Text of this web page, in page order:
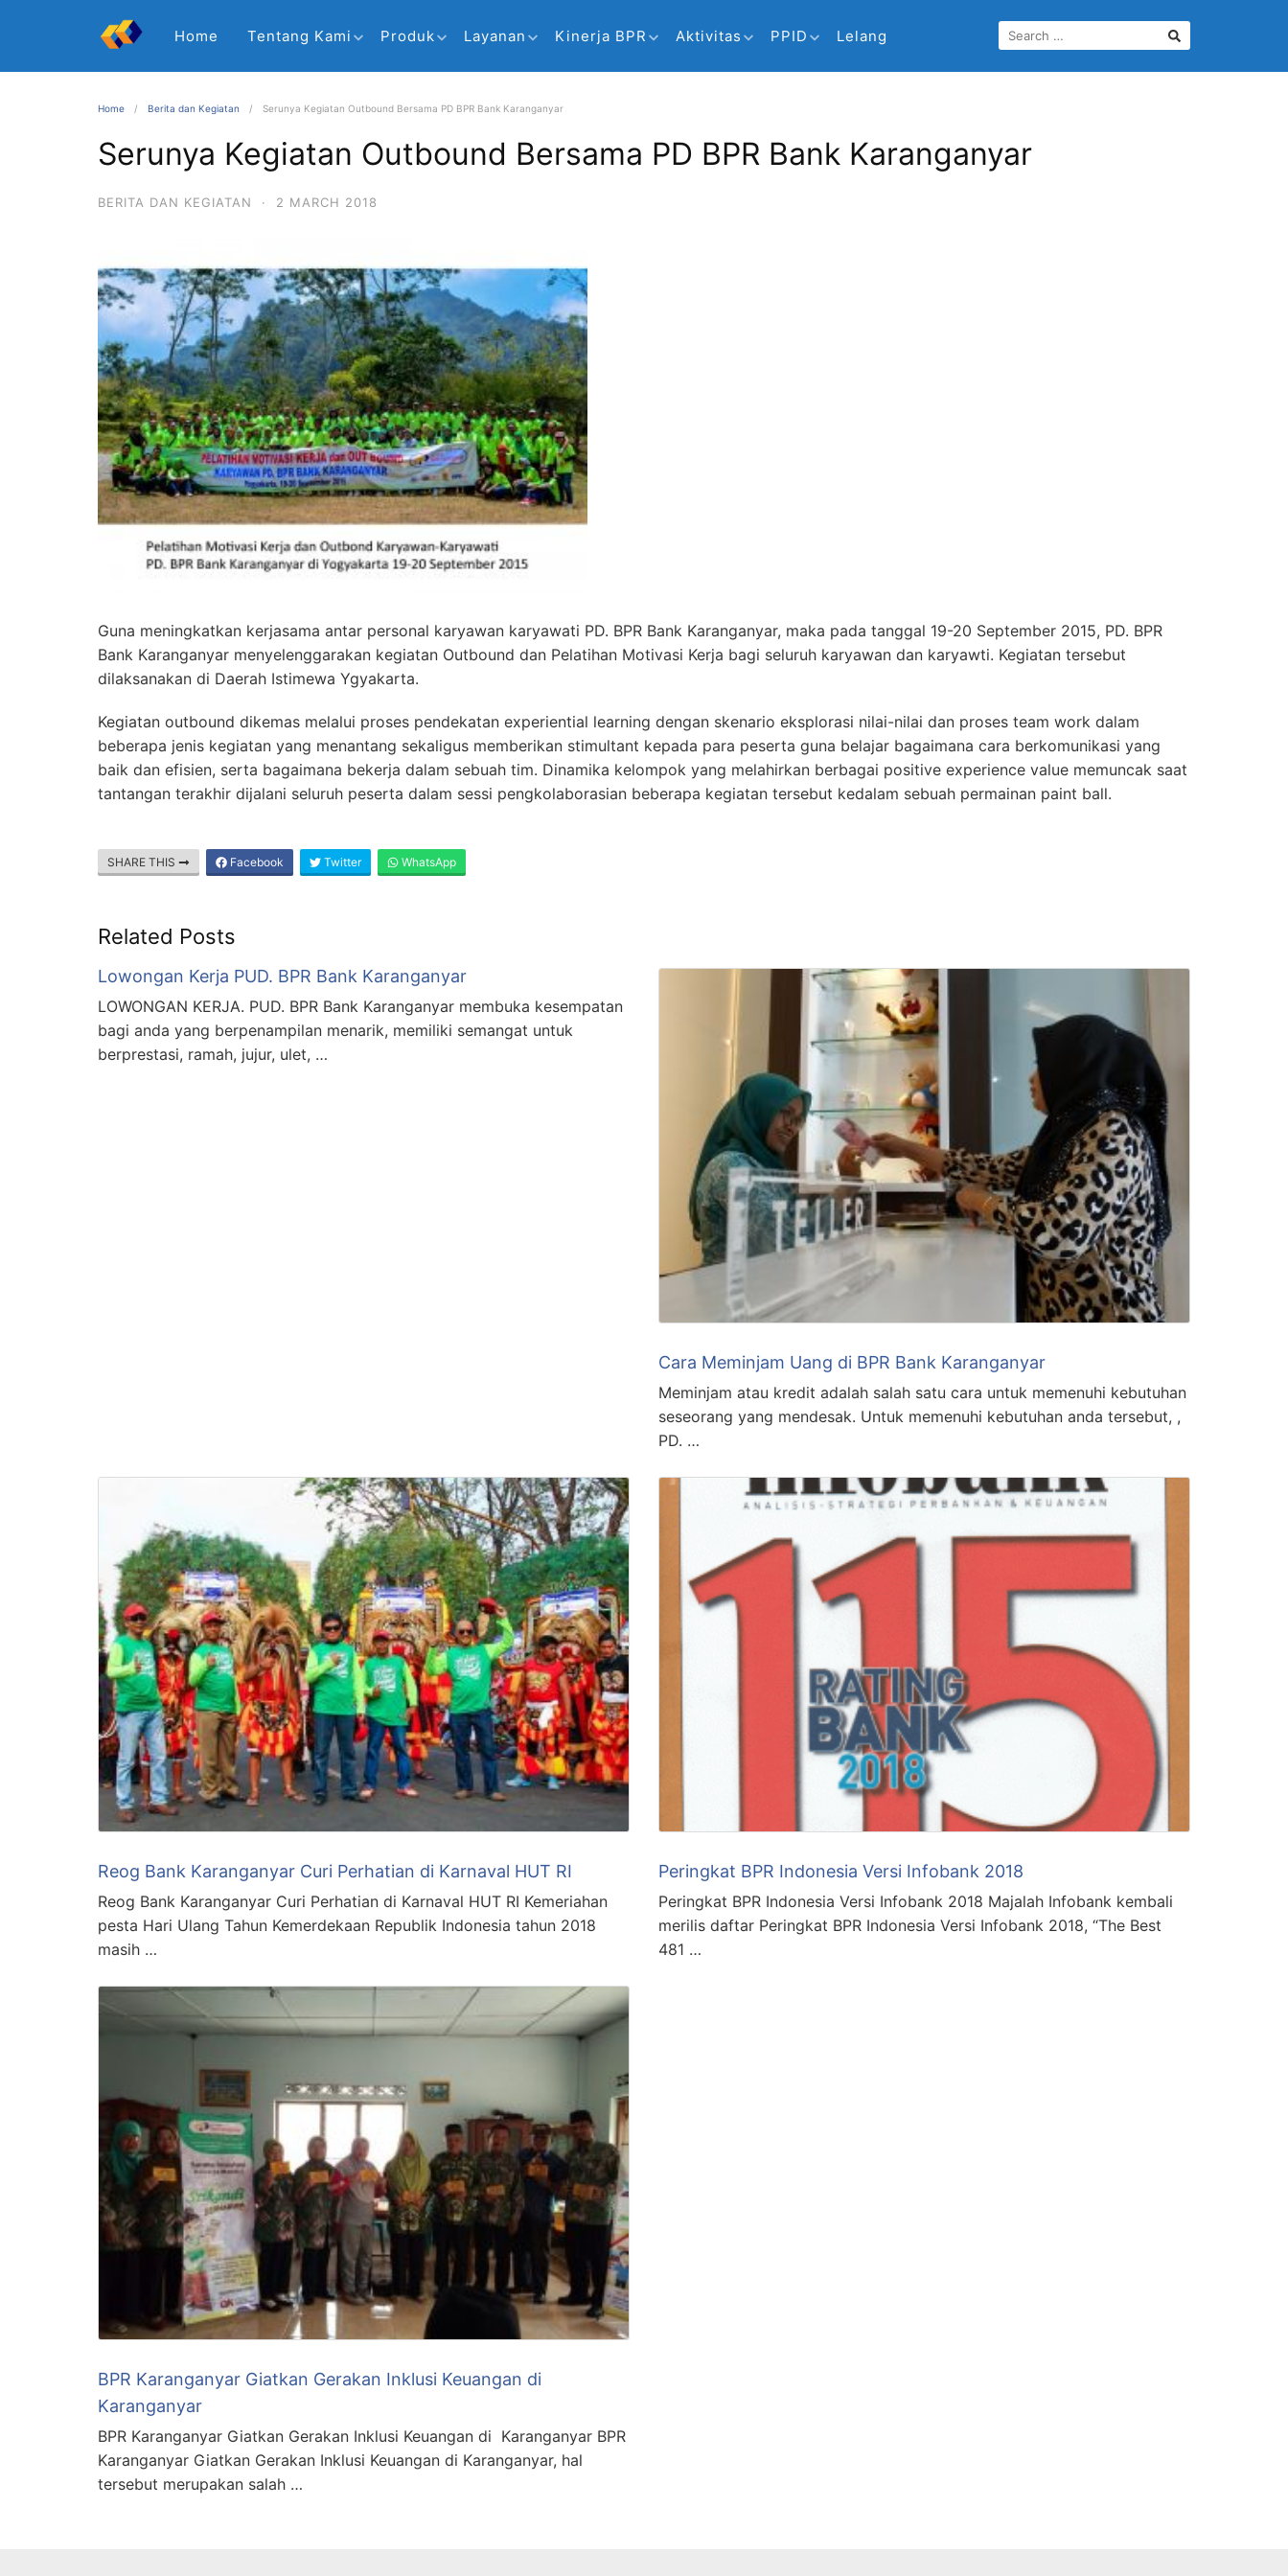
Home Tentang Kami Produk Layanan Kinerja BPR Aktivitas PPID Lelang
Home Berita dan Kegiatan Serunya Kegiatan Outbound Bersama PD BPR Bank Karanganyar
Serunya Kegiatan Outbound Bersama PD BPR Bank Karanganyar
BERITA DAN KEGIATAN · 2 MARCH 2018
Guna meningkatkan kerjasama antar personal karyawan karyawati PD. BPR Bank Karanganyar, maka pada tanggal 19-20 September 2015, PD. BPR
Bank Karanganyar menyelenggarakan kegiatan Outbound dan Pelatihan Motivasi Kerja bagi seluruh karyawan dan karyawti. Kegiatan tersebut
dilaksanakan di Daerah Istimewa Ygyakarta.
Kegiatan outbound dikemas melalui proses pendekatan experiential learning dengan skenario eksplorasi nilai-nilai dan proses team work dalam
beberapa jenis kegiatan yang menantang sekaligus memberikan stimultant kepada para peserta guna belajar bagaimana cara berkomunikasi yang
baik dan efisien, serta bagaimana bekerja dalam sebuah tim. Dinamika kelompok yang melahirkan berbagai positive experience value memuncak saat
tantangan terakhir dijalani seluruh peserta dalam sessi pengkolaborasian beberapa kegiatan tersebut kedalam sebuah permainan paint ball.
SHARE THIS Facebook Twitter WhatsApp
Related Posts
Lowongan Kerja PUD. BPR Bank Karanganyar
LOWONGAN KERJA. PUD. BPR Bank Karanganyar membuka kesempatan
bagi anda yang berpenampilan menarik, memiliki semangat untuk
berprestasi, ramah, jujur, ulet, …
Cara Meminjam Uang di BPR Bank Karanganyar
Meminjam atau kredit adalah salah satu cara untuk memenuhi kebutuhan
seseorang yang mendesak. Untuk memenuhi kebutuhan anda tersebut, ,
PD. …
Reog Bank Karanganyar Curi Perhatian di Karnaval HUT RI
Reog Bank Karanganyar Curi Perhatian di Karnaval HUT RI Kemeriahan
pesta Hari Ulang Tahun Kemerdekaan Republik Indonesia tahun 2018
masih …
Peringkat BPR Indonesia Versi Infobank 2018
Peringkat BPR Indonesia Versi Infobank 2018 Majalah Infobank kembali
merilis daftar Peringkat BPR Indonesia Versi Infobank 2018, “The Best
481 …
BPR Karanganyar Giatkan Gerakan Inklusi Keuangan di
Karanganyar
BPR Karanganyar Giatkan Gerakan Inklusi Keuangan di Karanganyar BPR
Karanganyar Giatkan Gerakan Inklusi Keuangan di Karanganyar, hal
tersebut merupakan salah …